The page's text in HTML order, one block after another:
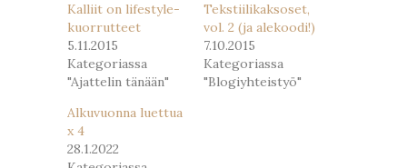
Kalliit on lifestyle-
kuorrutteet
5.11.2015
Kategoriassa
"Ajattelin tänään"
Tekstiilikaksoset,
vol. 2 (ja alekoodi!)
7.10.2015
Kategoriassa
"Blogiyhteistyö"
Alkuvuonna luettua
x 4
28.1.2022